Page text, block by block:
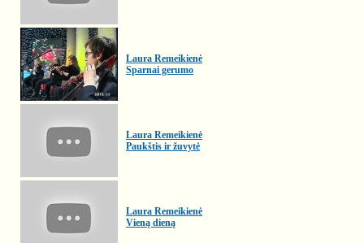
Laura Remeikienė
Sparnai gerumo
Laura Remeikienė
Paukštis ir žuvytė
Laura Remeikienė
Vieną dieną